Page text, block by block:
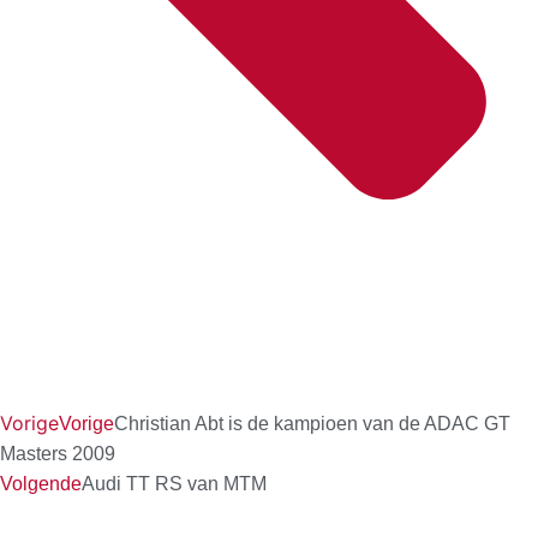
VorigeVorigeChristian Abt is de kampioen van de ADAC GT
Masters 2009
VolgendeAudi TT RS van MTM